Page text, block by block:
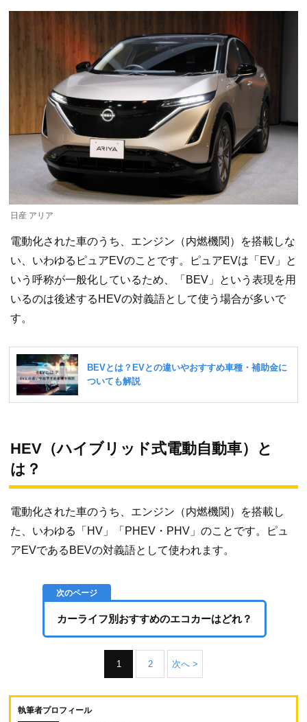
日産 アリア
電動化された車のうち、エンジン（内燃機関）を搭載しな
い、いわゆるピュアEVのことです。ピュアEVは「EV」と
いう呼称が一般化しているため、「BEV」という表現を用
いるのは後述するHEVの対義語として使う場合が多いで
す。
HEV（ハイブリッド式電動自動車）と
は？
電動化された車のうち、エンジン（内燃機関）を搭載し
た、いわゆる「HV」「PHEV・PHV」のことです。ピュ
アEVであるBEVの対義語として使われます。
カーライフ別おすすめのエコカーはどれ？
1 2 次へ >
執筆者プロフィール